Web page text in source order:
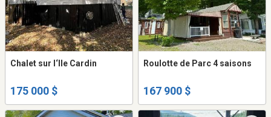
Chalet sur l‘Ile Cardin
175 000 $
Roulotte de Parc 4 saisons
167 900 $